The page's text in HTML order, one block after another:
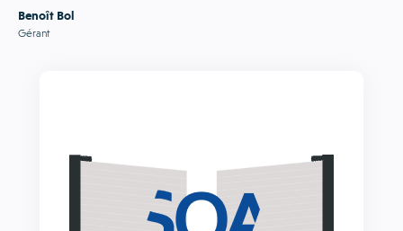
Benoît Bol
Gérant